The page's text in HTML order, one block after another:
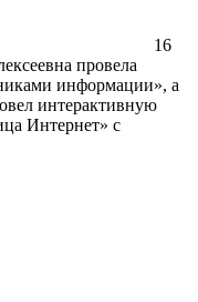
16
провела
информации», а
интерактивную
Интернет» с